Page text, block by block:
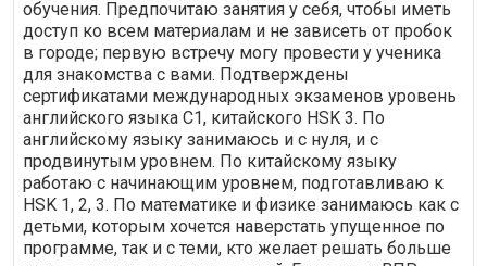
обучения. Предпочитаю занятия у себя, чтобы иметь
доступ ко всем материалам и не зависеть от пробок
в городе; первую встречу могу провести у ученика
для знакомства с вами. Подтверждены
сертификатами международных экзаменов уровень
английского языка С1, китайского HSK 3. По
английскому языку занимаюсь и с нуля, и с
продвинутым уровнем. По китайскому языку
работаю с начинающим уровнем, подготавливаю к
HSK 1, 2, 3. По математике и физике занимаюсь как с
детьми, которым хочется наверстать упущенное по
программе, так и с теми, кто желает решать больше